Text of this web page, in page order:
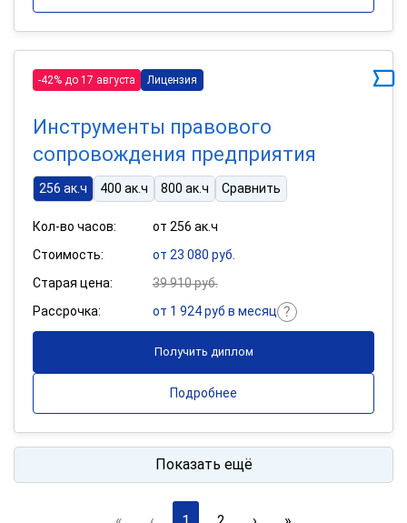
-42% до 17 августа Лицензия
Инструменты правового
сопровождения предприятия
256 ак.ч 400 ак.ч 800 ак.ч Сравнить
Кол-во часов:
от 256 ак.ч
Стоимость:
от 23 080 руб.
Старая цена:
39 910 руб.
Рассрочка:
от 1 924 руб в месяц
Получить диплом
Подробнее
Показать ещё